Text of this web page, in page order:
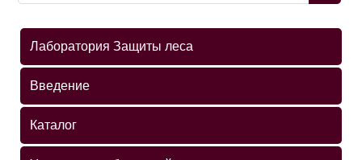
Лаборатория Защиты леса
Введение
Каталог